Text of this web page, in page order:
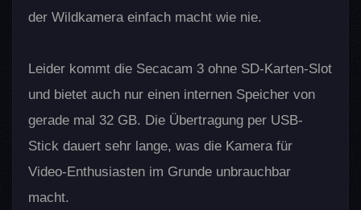
der Wildkamera einfach macht wie nie.
Leider kommt die Secacam 3 ohne SD-Karten-Slot
und bietet auch nur einen internen Speicher von
gerade mal 32 GB. Die Übertragung per USB-
Stick dauert sehr lange, was die Kamera für
Video-Enthusiasten im Grunde unbrauchbar
macht.